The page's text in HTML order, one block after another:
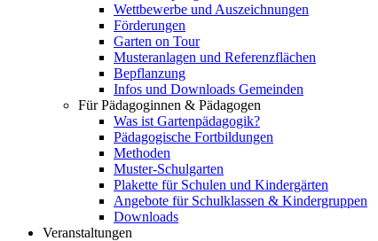
Wettbewerbe und Auszeichnungen
Förderungen
Garten on Tour
Musteranlagen und Referenzflächen
Bepflanzung
Infos und Downloads Gemeinden
Für Pädagoginnen & Pädagogen
Was ist Gartenpädagogik?
Pädagogische Fortbildungen
Methoden
Muster-Schulgarten
Plakette für Schulen und Kindergärten
Angebote für Schulklassen & Kindergruppen
Downloads
Veranstaltungen